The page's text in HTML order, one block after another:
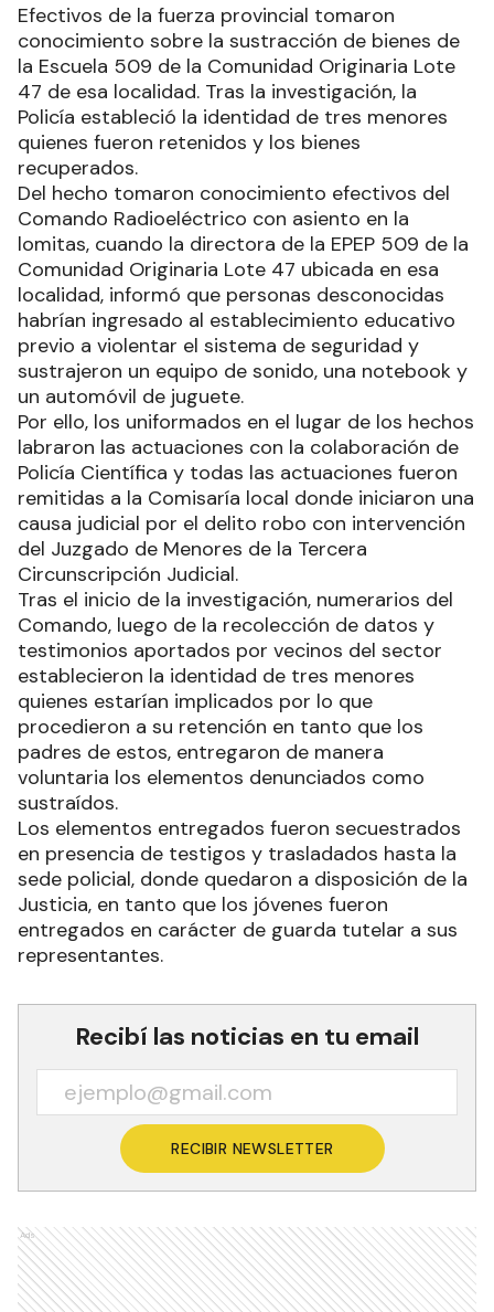
Efectivos de la fuerza provincial tomaron
conocimiento sobre la sustracción de bienes de
la Escuela 509 de la Comunidad Originaria Lote
47 de esa localidad. Tras la investigación, la
Policía estableció la identidad de tres menores
quienes fueron retenidos y los bienes
recuperados.
Del hecho tomaron conocimiento efectivos del
Comando Radioeléctrico con asiento en la
lomitas, cuando la directora de la EPEP 509 de la
Comunidad Originaria Lote 47 ubicada en esa
localidad, informó que personas desconocidas
habrían ingresado al establecimiento educativo
previo a violentar el sistema de seguridad y
sustrajeron un equipo de sonido, una notebook y
un automóvil de juguete.
Por ello, los uniformados en el lugar de los hechos
labraron las actuaciones con la colaboración de
Policía Científica y todas las actuaciones fueron
remitidas a la Comisaría local donde iniciaron una
causa judicial por el delito robo con intervención
del Juzgado de Menores de la Tercera
Circunscripción Judicial.
Tras el inicio de la investigación, numerarios del
Comando, luego de la recolección de datos y
testimonios aportados por vecinos del sector
establecieron la identidad de tres menores
quienes estarían implicados por lo que
procedieron a su retención en tanto que los
padres de estos, entregaron de manera
voluntaria los elementos denunciados como
sustraídos.
Los elementos entregados fueron secuestrados
en presencia de testigos y trasladados hasta la
sede policial, donde quedaron a disposición de la
Justicia, en tanto que los jóvenes fueron
entregados en carácter de guarda tutelar a sus
representantes.
Recibí las noticias en tu email
RECIBIR NEWSLETTER
Ads